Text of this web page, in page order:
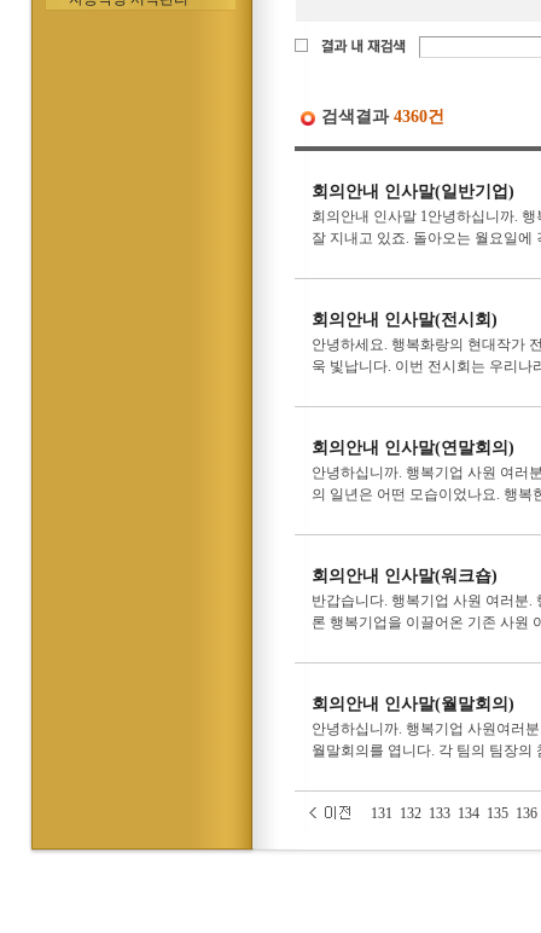
검색결과 4360건
회의안내 인사말(일반기업)
회의안내 인사말 1안녕하십니까.
잘 지내고 있죠. 돌아오는 월요일에
회의안내 인사말(전시회)
안녕하세요. 행복화랑의 현대작가
욱 빛납니다. 이번 전시회는 우리나
회의안내 인사말(연말회의)
안녕하십니까. 행복기업 사원 여러
의 일년은 어떤 모습이었나요. 행복
회의안내 인사말(워크숍)
반갑습니다. 행복기업 사원 여러분.
론 행복기업을 이끌어온 기존 사원
회의안내 인사말(월말회의)
안녕하십니까. 행복기업 사원여러
월말회의를 엽니다. 각 팀의 팀장의
131 132 133 134 135 136